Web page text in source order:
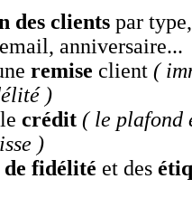
des clients par
anniversaire...
remise client (
)
crédit ( le plafond
)
de fidélité et des